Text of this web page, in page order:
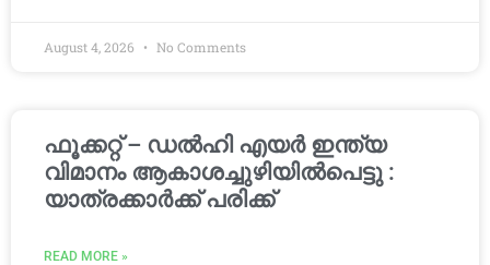
August 4, 2026 No Comments
ഫൂക്കറ്റ് – ഡൽഹി എയര്‍ ഇന്ത്യ
വിമാനം ആകാശച്ചുഴിയില്‍പെട്ടു :
യാത്രക്കാര്‍ക്ക് പരിക്ക്
READ MORE »